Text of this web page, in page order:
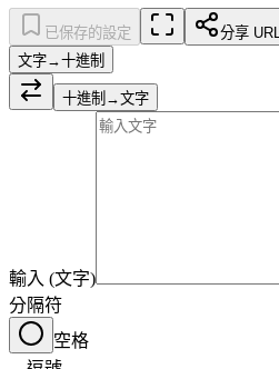
已保存的設定 分享 URL
文字→十進制
十進制→文字
輸入 (文字)
分隔符
空格